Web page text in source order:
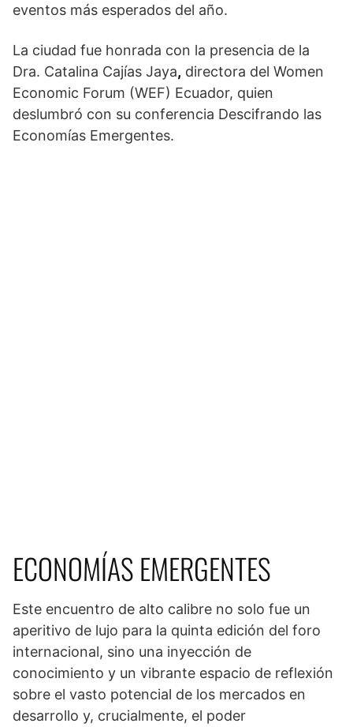
eventos más esperados del año.
La ciudad fue honrada con la presencia de la
Dra. Catalina Cajías Jaya, directora del Women
Economic Forum (WEF) Ecuador, quien
deslumbró con su conferencia Descifrando las
Economías Emergentes.
ECONOMÍAS EMERGENTES
Este encuentro de alto calibre no solo fue un
aperitivo de lujo para la quinta edición del foro
internacional, sino una inyección de
conocimiento y un vibrante espacio de reflexión
sobre el vasto potencial de los mercados en
desarrollo y, crucialmente, el poder